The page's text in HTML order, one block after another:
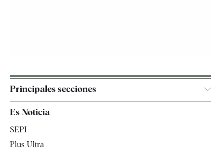
Principales secciones
España
Es Noticia
SEPI
Plus Ultra